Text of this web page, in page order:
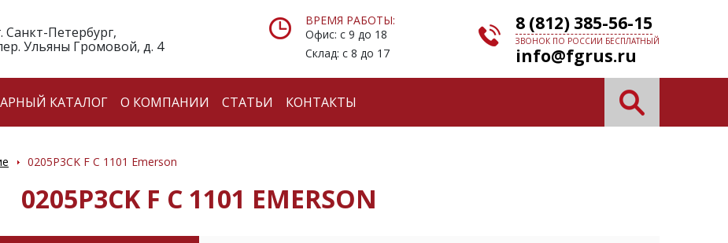
Санкт-Петербург,
Ульяны Громовой, д. 4
ВРЕМЯ РАБОТЫ:
Офис: с 9 до 18
Склад: с 8 до 17
8 (812) 385-56-15
ЗВОНОК ПО РОССИИ БЕСПЛАТНЫЙ
info@fgrus.ru
КАТАЛОГ О КОМПАНИИ СТАТЬИ КОНТАКТЫ
0205P3CK F C 1101 Emerson
0205P3CK F C 1101 EMERSON